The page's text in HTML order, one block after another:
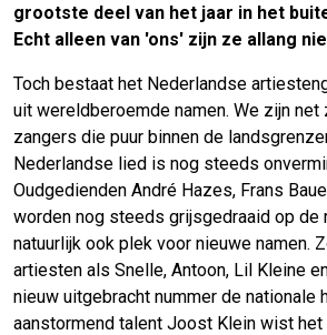
grootste deel van het jaar in het
Echt alleen van 'ons' zijn ze allang
Toch bestaat het Nederlandse
uit wereldberoemde namen. We zijn
zangers die puur binnen de
Nederlandse lied is nog steeds
Oudgedienden André Hazes, Frans
worden nog steeds grijsgedraaid op de
natuurlijk ook plek voor nieuwe namen.
artiesten als Snelle, Antoon, Lil Kleine
nieuw uitgebracht nummer de nationale
aanstormend talent Joost Klein wist